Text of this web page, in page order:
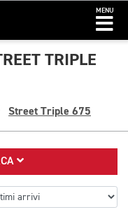
MENU
TRIPLE
Street Triple 675